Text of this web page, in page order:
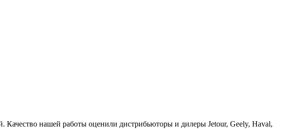
Качество нашей работы оценили дистрибьюторы и дилеры Jetour, Geely, Haval,